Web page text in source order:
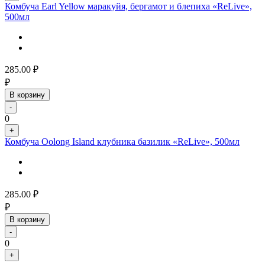
Комбуча Earl Yellow маракуйя, бергамот и блепиха «ReLive»,
500мл
285.00 ₽
₽
В корзину
-
0
+
Комбуча Oolong Island клубника базилик «ReLive», 500мл
285.00 ₽
₽
В корзину
-
0
+